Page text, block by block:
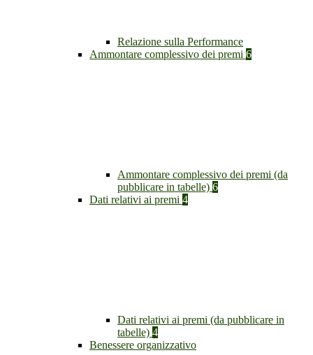
Relazione sulla Performance
Ammontare complessivo dei premi 6
Ammontare complessivo dei premi (da
pubblicare in tabelle) 6
Dati relativi ai premi 4
Dati relativi ai premi (da pubblicare in
tabelle) 4
Benessere organizzativo